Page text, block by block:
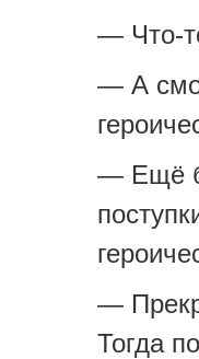
— Что-
— А
— Ещё
—
Тогда